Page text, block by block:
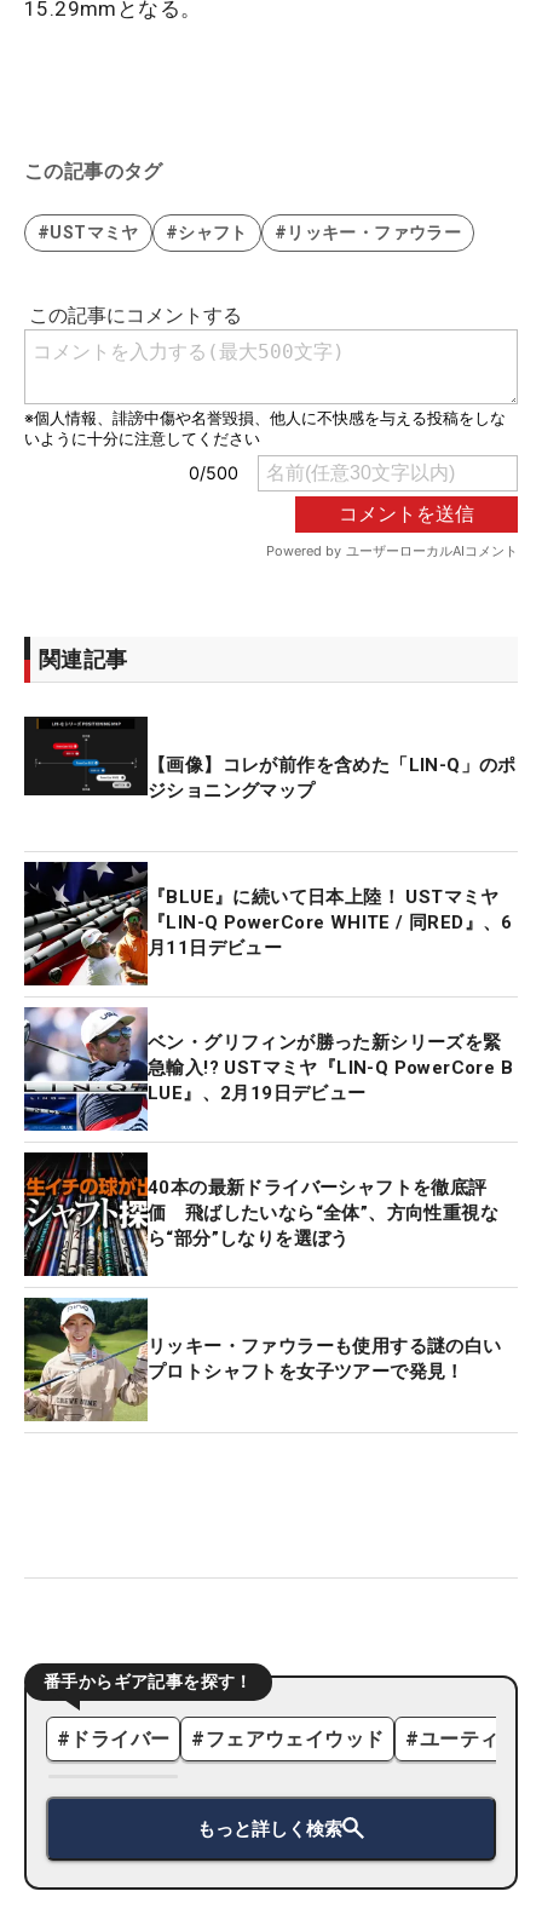
15.29mmとなる。
この記事のタグ
#USTマミヤ #シャフト #リッキー・ファウラー
関連記事
【画像】コレが前作を含めた「LIN-Q」のポ
ジショニングマップ
『BLUE』に続いて日本上陸！ USTマミヤ
『LIN-Q PowerCore WHITE / 同RED』、6
月11日デビュー
ベン・グリフィンが勝った新シリーズを緊
急輸入!? USTマミヤ『LIN-Q PowerCore B
LUE』、2月19日デビュー
40本の最新ドライバーシャフトを徹底評
価 飛ばしたいなら“全体”、方向性重視な
ら“部分”しなりを選ぼう
リッキー・ファウラーも使用する謎の白い
プロトシャフトを女子ツアーで発見！
番手からギア記事を探す！
# ドライバー #フェアウェイウッド #ユーティリ
もっと詳しく検索